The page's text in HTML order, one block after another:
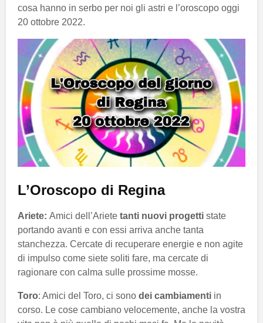
cosa hanno in serbo per noi gli astri e l’oroscopo oggi
20 ottobre 2022.
L’Oroscopo di Regina
Ariete: Amici dell’Ariete tanti nuovi progetti state
portando avanti e con essi arriva anche tanta
stanchezza. Cercate di recuperare energie e non agite
di impulso come siete soliti fare, ma cercate di
ragionare con calma sulle prossime mosse.
Toro: Amici del Toro, ci sono dei cambiamenti in
corso. Le cose cambiano velocemente, anche la vostra